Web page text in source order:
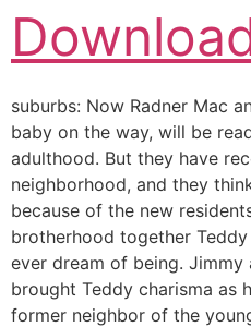
suburbs: Now Radner Mac
baby on the way, will be
adulthood. But they have
neighborhood, and they
because of the new
brotherhood together
ever dream of being. Jimmy
brought Teddy charisma as
former neighbor of the